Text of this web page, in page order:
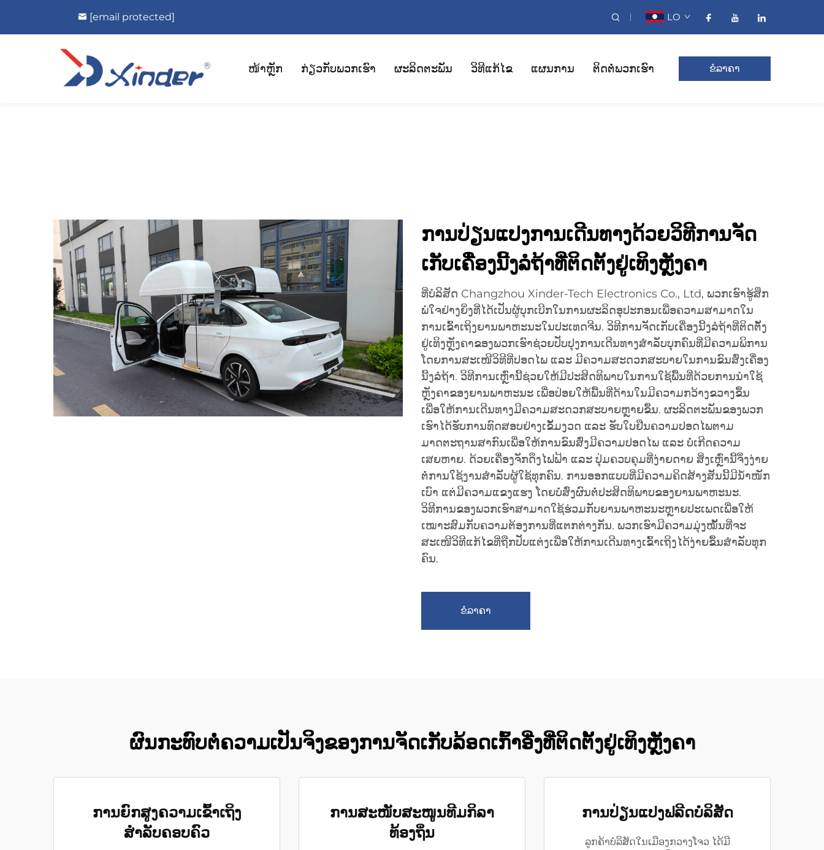
[email protected] LO
ໜ້າຫຼັກ ກ່ຽວກັບພວກເຮົາ ຜະລິດຕະພັນ ວິທີແກ້ໄຂ ແຜນການ ຕິດຕໍ່ພວກເຮົາ ຂໍລາຄາ
ການປ່ຽນແປງການເດີນທາງດ້ວຍວິທີການຈັດ
ເກັບເຄື່ອງນີ້ງລໍຖ້າທີ່ຕິດຕັ້ງຢູ່ເທິງຫຼັງຄາ
ທີ່ບໍລິສັດ Changzhou Xinder-Tech Electronics Co., Ltd, ພວກເຮົາຮູ້ສຶກ
ພໍໃຈຢ່າງຍິ່ງທີ່ໄດ້ເປັນຜູ້ບຸກເບີກໃນການຜະລິດອຸປະກອນເພື່ອຄວາມສາມາດໃນ
ການເຂົ້າເຖິງຍານພາຫະນະໃນປະເທດຈີນ. ວິທີການຈັດເກັບເຄື່ອງນີ້ງລໍຖ້າທີ່ຕິດຕັ້ງ
ຢູ່ເທິງຫຼັງຄາຂອງພວກເຮົາຊ່ວຍປັບປຸງການເດີນທາງສຳລັບບຸກຄົນທີ່ມີຄວາມພິການ
ໂດຍການສະເໜີວິທີທີ່ປອດໄພ ແລະ ມີຄວາມສະດວກສະບາຍໃນການຂົນສົ່ງເຄື່ອງ
ນີ້ງລໍຖ້າ. ວິທີການເຫຼົ່ານີ້ຊ່ວຍໃຫ້ມີປະສິດທິພາບໃນການໃຊ້ພື້ນທີ່ດ້ວຍການນຳໃຊ້
ຫຼັງຄາຂອງຍານພາຫະນະ ເພື່ອປ່ອຍໃຫ້ພື້ນທີ່ດ້ານໃນມີຄວາມກວ້າງຂວາງຂຶ້ນ
ເພື່ອໃຫ້ການເດີນທາງມີຄວາມສະດວກສະບາຍຫຼາຍຂຶ້ນ. ຜະລິດຕະພັນຂອງພວກ
ເຮົາໄດ້ຮັບການທົດສອບຢ່າງເຂັ້ມງວດ ແລະ ຮັບໃບຢືນຄວາມປອດໄພຕາມ
ມາດຕະຖານສາກົນເພື່ອໃຫ້ການຂົນສົ່ງມີຄວາມປອດໄພ ແລະ ບໍ່ເກີດຄວາມ
ເສຍຫາຍ. ດ້ວຍເຄື່ອງຈັກດຶງໄຟຟ້າ ແລະ ປຸ່ມຄວບຄຸມທີ່ງ່າຍດາຍ ສິ່ງເຫຼົ່ານີ້ຈຶ່ງງ່າຍ
ຕໍ່ການໃຊ້ງານສຳລັບຜູ້ໃຊ້ທຸກຄົນ. ການອອກແບບທີ່ມີຄວາມຄິດສ້າງສັນນີ້ມີນ້ຳໜັກ
ເບົາ ແຕ່ມີຄວາມແຂງແຮງ ໂດຍບໍ່ສົ່ງຜົນຕໍ່ປະສິດທິພາບຂອງຍານພາຫະນະ.
ວິທີການຂອງພວກເຮົາສາມາດໃຊ້ຮ່ວມກັບຍານພາຫະນະຫຼາຍປະເພດເພື່ອໃຫ້
ເໝາະສົມກັບຄວາມຕ້ອງການທີ່ແຕກຕ່າງກັນ. ພວກເຮົາມີຄວາມມຸ່ງໝັ້ນທີ່ຈະ
ສະເໜີວິທີແກ້ໄຂທີ່ຖືກປັບແຕ່ງເພື່ອໃຫ້ການເດີນທາງເຂົ້າເຖິງໄດ້ງ່າຍຂຶ້ນສຳລັບທຸກ
ຄົນ.
ຂໍລາຄາ
ຜົນກະທົບຕໍ່ຄວາມເປັນຈິງຂອງການຈັດເກັບລ້ອດເກົ້າອີ່ງທີ່ຕິດຕັ້ງຢູ່ເທິງຫຼັງຄາ
ການຍົກສູງຄວາມເຂົ້າເຖິງ
ສຳລັບຄອບຄົວ
ການສະໜັບສະໜູນທີມກິລາ
ທ້ອງຖິ່ນ
ການປ່ຽນແປງຟລີດບໍລິສັດ
ລູກຄ້າບໍລິສັດໃນເມືອງກວາງໂຈວ ໄດ້ມີ